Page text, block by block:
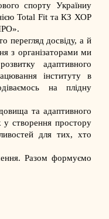
спорту Україниу
Total Fit та КЗ ХОР
перегляд досвіду, а й
з організаторами ми
адаптивного
інституту в
на плідну
та адаптивного
створення простору
для тих, хто
Разом формуємо